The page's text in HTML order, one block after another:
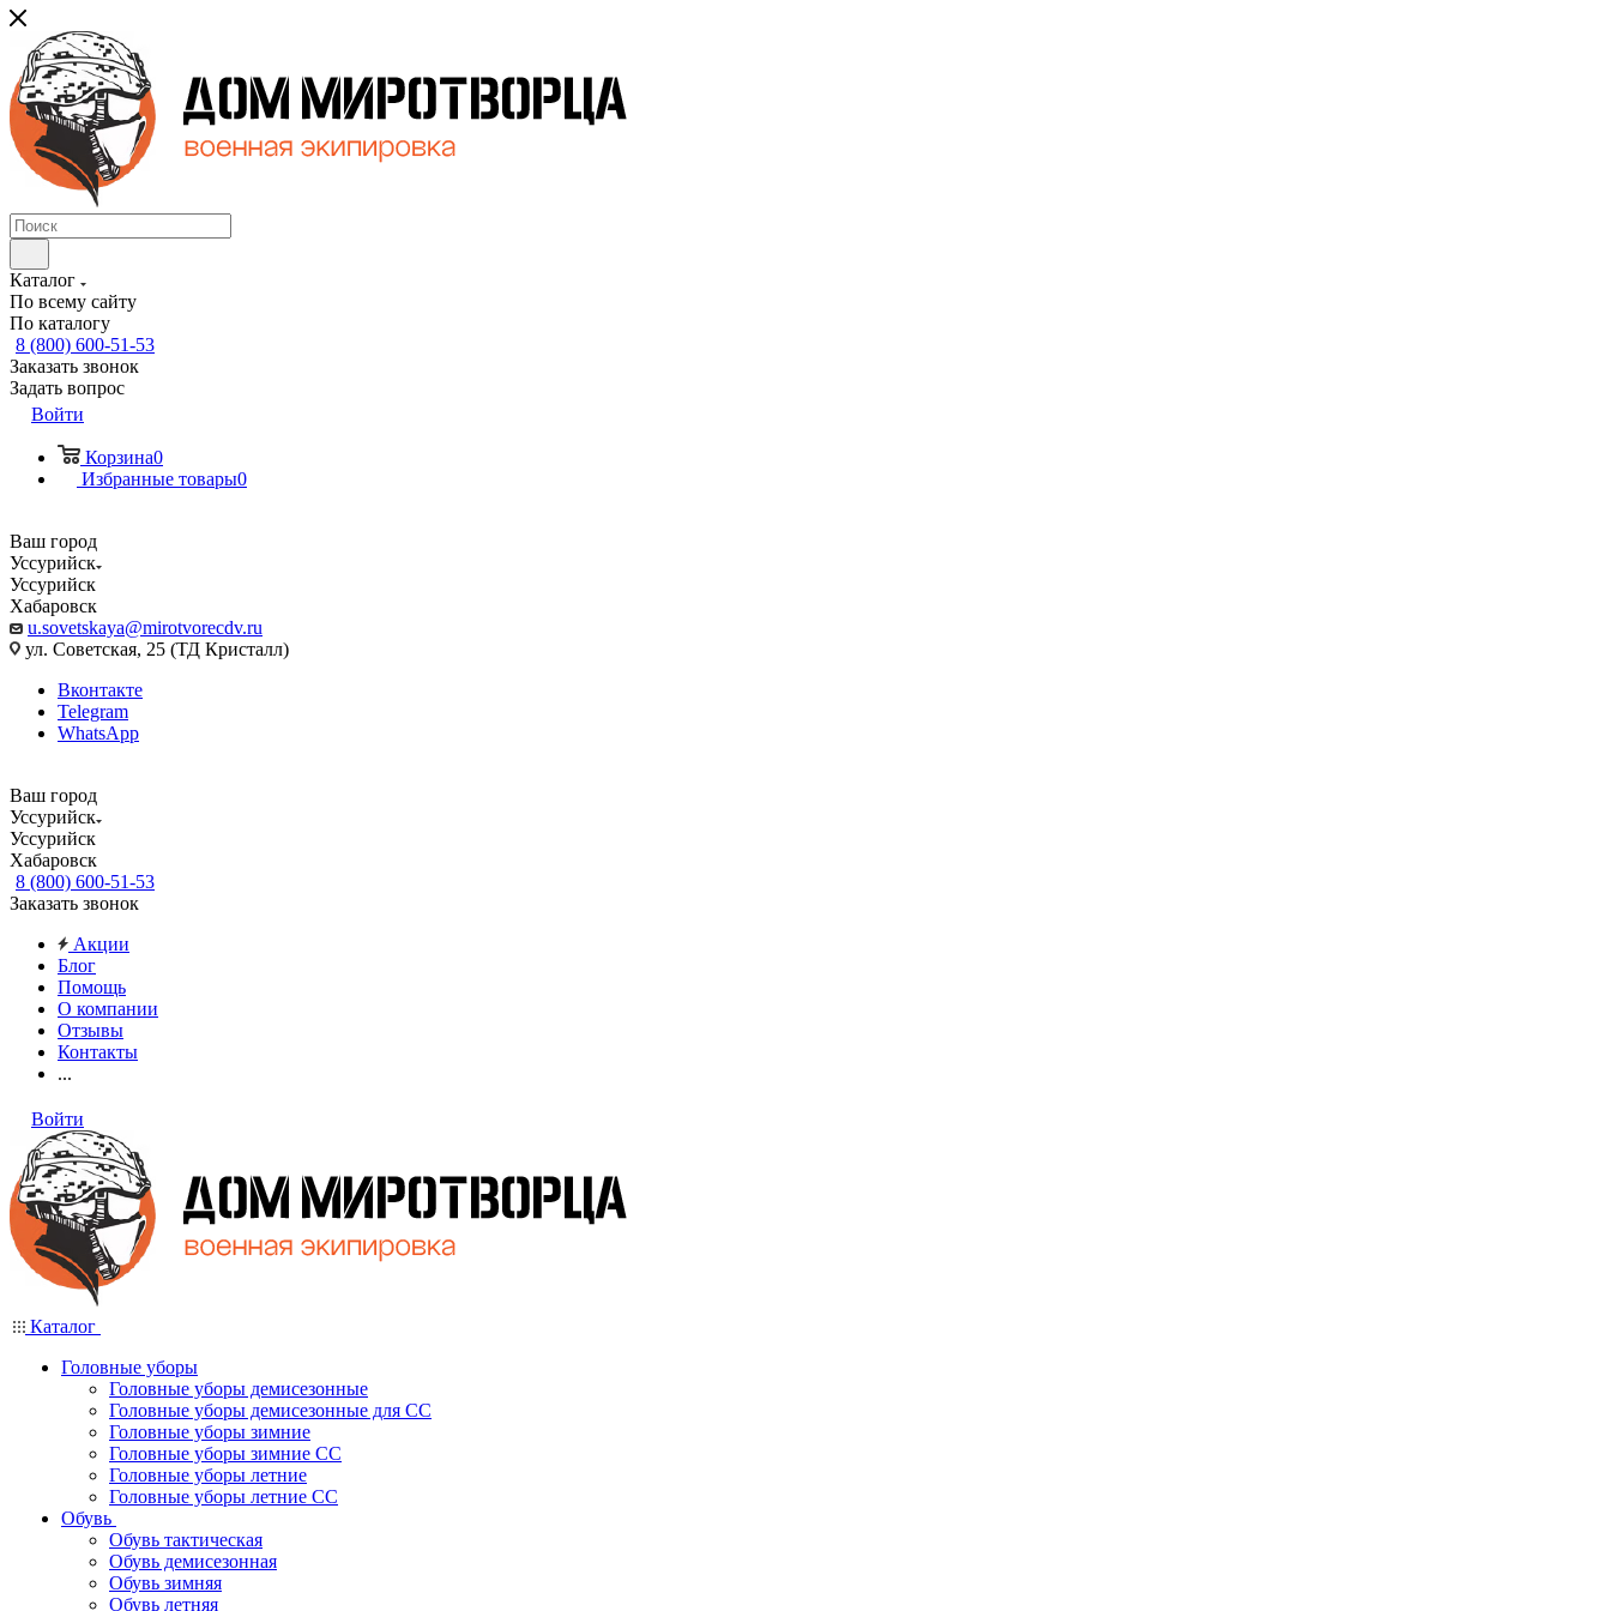
Каталог
По всему сайту
По каталогу
8 (800) 600-51-53
Заказать звонок
Задать вопрос
Войти
Корзина0
Избранные товары0
Ваш город
Уссурийск
Уссурийск
Хабаровск
u.sovetskaya@mirotvorecdv.ru
ул. Советская, 25 (ТД Кристалл)
Вконтакте
Telegram
WhatsApp
Ваш город
Уссурийск
Уссурийск
Хабаровск
8 (800) 600-51-53
Заказать звонок
Акции
Блог
Помощь
О компании
Отзывы
Контакты
...
Войти
Каталог
Головные уборы
Головные уборы демисезонные
Головные уборы демисезонные для СС
Головные уборы зимние
Головные уборы зимние СС
Головные уборы летние
Головные уборы летние СС
Обувь
Обувь тактическая
Обувь демисезонная
Обувь зимняя
Обувь летняя